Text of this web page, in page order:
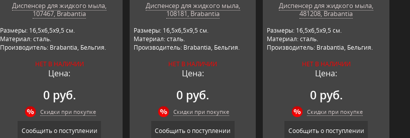
Диспенсер для жидкого мыла,
107467, Brabantia
Размеры: 16,5х6,5х9,5 см.
Материал: сталь.
Производитель: Brabantia, Бельгия.
НЕТ В НАЛИЧИИ
Цена:
0 руб.
Скидки при покупке
Сообщить о поступлении
Диспенсер для жидкого мыла,
108181, Brabantia
Размеры: 16,5х6,5х9,5 см.
Материал: сталь.
Производитель: Brabantia, Бельгия.
НЕТ В НАЛИЧИИ
Цена:
0 руб.
Скидки при покупке
Сообщить о поступлении
Диспенсер для жидкого мыла,
481208, Brabantia
Размеры: 16,5х6,5х9,5 см.
Материал: сталь.
Производитель: Brabantia, Бельгия.
НЕТ В НАЛИЧИИ
Цена:
0 руб.
Скидки при покупке
Сообщить о поступлении